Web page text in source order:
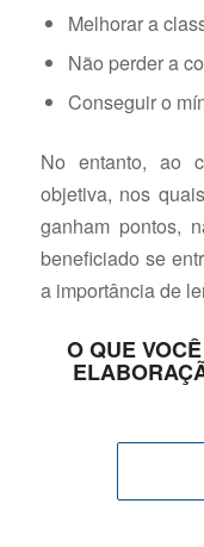
Melhorar a
Não perder a
Conseguir o
No entanto, ao
objetiva, nos
ganham pontos,
beneficiado se
a importância de
O QUE